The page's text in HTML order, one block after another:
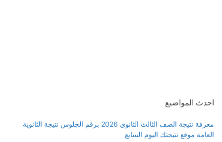
احدث المواضيع
معرفة نتيجة الصف الثالث الثانوي 2026 برقم الجلوس نتيجة الثانوية
العامة موقع نتيجتك اليوم السابع